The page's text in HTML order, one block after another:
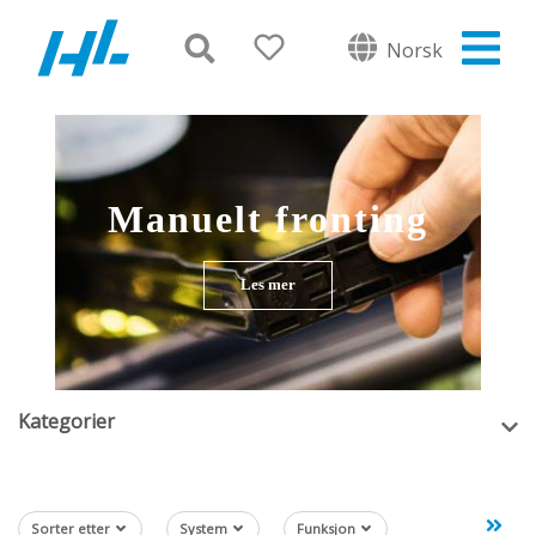
Norsk
Manuelt fronting
Les mer
Kategorier
Sorter etter System Funksjon